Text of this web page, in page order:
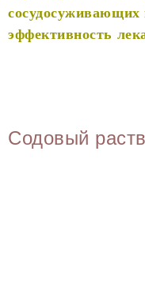
эффективность
Содовый